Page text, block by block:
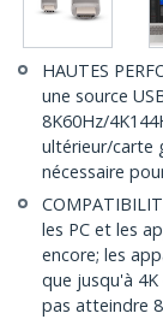
HAUTES
une source
8K60Hz/
ultérieur/carte
nécessaire
les PC et les
encore; les
que jusqu'à
pas atteindre